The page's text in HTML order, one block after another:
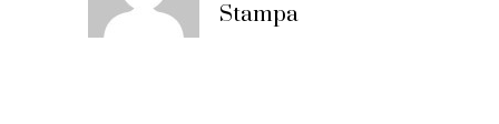
Stampa